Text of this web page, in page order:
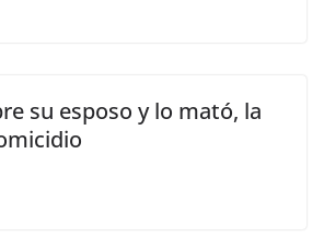
su esposo y lo mató, la